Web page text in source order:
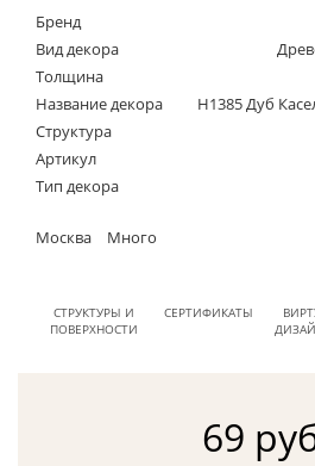
Бренд
Вид декора
Толщина
Название декора
H1385 Дуб
Структура
Артикул
Тип декора
Москва Много
СТРУКТУРЫ И
ПОВЕРХНОСТИ
СЕРТИФИКАТЫ
69